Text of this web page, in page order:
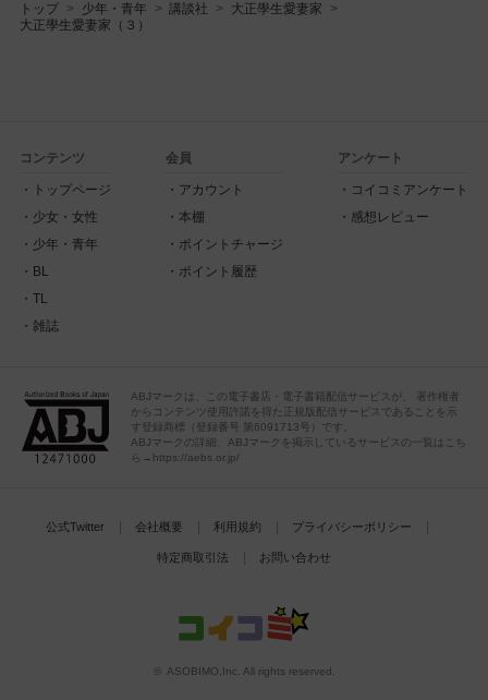
トップ 少年・青年 講談社
大正學生愛妻家
大正學生愛妻家（３）
コンテンツ
トップページ
少女・女性
少年・青年
BL
TL
雑誌
会員
アカウント
本棚
ポイントチャージ
ポイント履歴
アンケート
コイコミアンケート
感想レビュー
ABJマークは、この電子書店・電子書籍配信サービスが、 著作権者
からコンテンツ使用許諾を得た正規版配信サービスであることを示
す登録商標（登録番号 第6091713号）です。
ABJマークの詳細、ABJマークを掲示しているサービスの一覧はこち
ら→https://aebs.or.jp/
公式Twitter 会社概要 利用規約 プライバシーポリシー
特定商取引法 お問い合わせ
© ASOBIMO,Inc. All rights reserved.